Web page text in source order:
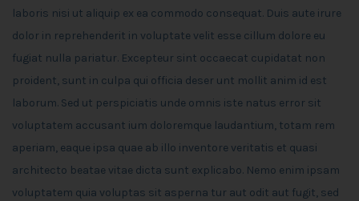
laboris nisi ut aliquip ex ea commodo consequat. Duis aute irure
dolor in reprehenderit in voluptate velit esse cillum dolore eu
fugiat nulla pariatur. Excepteur sint occaecat cupidatat non
proident, sunt in culpa qui officia deser unt mollit anim id est
laborum. Sed ut perspiciatis unde omnis iste natus error sit
voluptatem accusant ium doloremque laudantium, totam rem
aperiam, eaque ipsa quae ab illo inventore veritatis et quasi
architecto beatae vitae dicta sunt explicabo. Nemo enim ipsam
voluptatem quia voluptas sit asperna tur aut odit aut fugit, sed